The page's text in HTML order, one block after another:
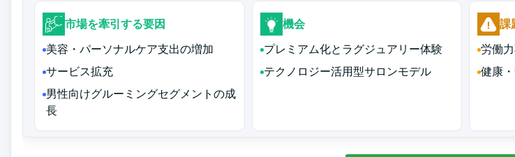
市場を牽引する要因
美容・パーソナルケア支出の増加
サービス拡充
男性向けグルーミングセグメントの成
長
機会
プレミアム化とラグジュアリー体験
テクノロジー活用型サロンモデル
課
労働
健康